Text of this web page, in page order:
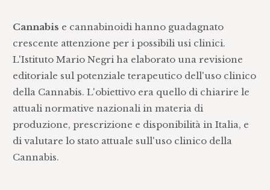
Cannabis e cannabinoidi hanno guadagnato
crescente attenzione per i possibili usi clinici.
L'Istituto Mario Negri ha elaborato una revisione
editoriale sul potenziale terapeutico dell'uso clinico
della Cannabis. L'obiettivo era quello di chiarire le
attuali normative nazionali in materia di
produzione, prescrizione e disponibilità in Italia, e
di valutare lo stato attuale sull'uso clinico della
Cannabis.